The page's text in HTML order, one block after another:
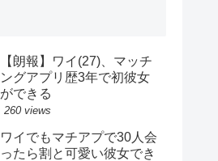
【朗報】ワイ(27)、マッチ
ングアプリ歴3年で初彼女
ができる
260 views
ワイでもマチアプで30人会
ったら割と可愛い彼女でき